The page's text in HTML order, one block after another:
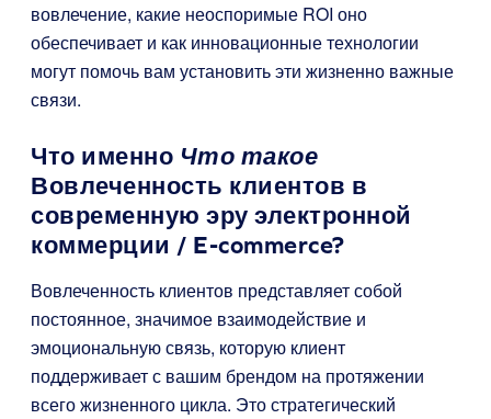
вовлечение, какие неоспоримые ROI оно
обеспечивает и как инновационные технологии
могут помочь вам установить эти жизненно важные
связи.
Что именно Что такое
Вовлеченность клиентов в
современную эру электронной
коммерции / E-commerce?
Вовлеченность клиентов представляет собой
постоянное, значимое взаимодействие и
эмоциональную связь, которую клиент
поддерживает с вашим брендом на протяжении
всего жизненного цикла. Это стратегический